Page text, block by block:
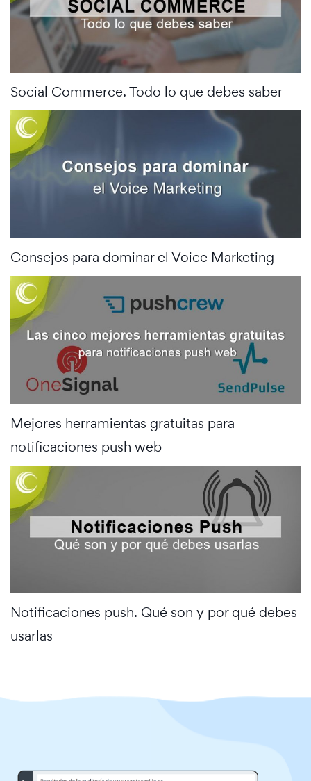
Social Commerce. Todo lo que debes saber
Consejos para dominar el Voice Marketing
Mejores herramientas gratuitas para
notificaciones push web
Notificaciones push. Qué son y por qué debes
usarlas